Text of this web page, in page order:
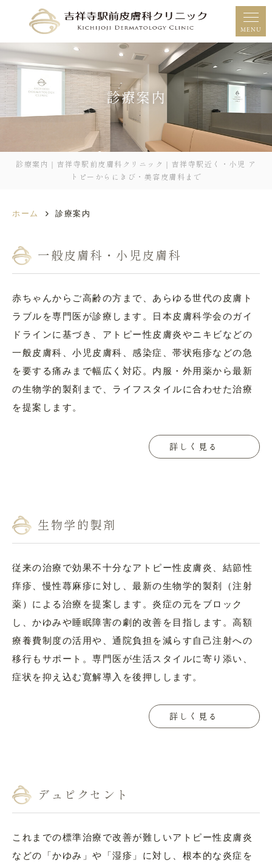
MENU
診療案内
診療案内｜吉祥寺駅前皮膚科クリニック｜吉祥寺駅近く・小児 ア
トピーからにきび・美容皮膚科まで
ホーム 診療案内
一般皮膚科・小児皮膚科
赤ちゃんからご高齢の方まで、あらゆる世代の皮膚ト
ラブルを専門医が診療します。日本皮膚科学会のガイ
ドラインに基づき、アトピー性皮膚炎やニキビなどの
一般皮膚科、小児皮膚科、感染症、帯状疱疹などの急
を要する痛みまで幅広く対応。内服・外用薬から最新
の生物学的製剤まで、ライフスタイルに合わせた治療
を提案します。
詳しく見る
生物学的製剤
従来の治療で効果不十分なアトピー性皮膚炎、結節性
痒疹、慢性蕁麻疹に対し、最新の生物学的製剤（注射
薬）による治療を提案します。炎症の元をブロック
し、かゆみや睡眠障害の劇的改善を目指します。高額
療養費制度の活用や、通院負担を減らす自己注射への
移行もサポート。専門医が生活スタイルに寄り添い、
症状を抑え込む寛解導入を後押しします。
詳しく見る
デュピクセント
これまでの標準治療で改善が難しいアトピー性皮膚炎
などの「かゆみ」や「湿疹」に対し、根本的な炎症を